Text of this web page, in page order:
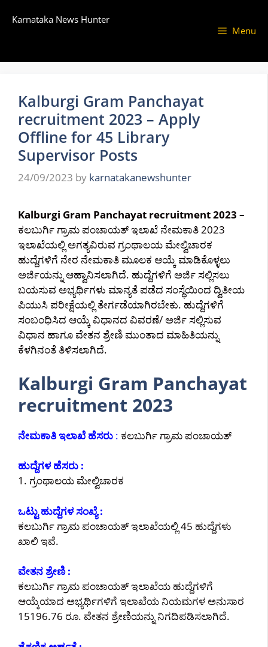
Karnataka News Hunter
Menu
Kalburgi Gram Panchayat
recruitment 2023 – Apply
Offline for 45 Library
Supervisor Posts
24/09/2023 by karnatakanewshunter
Kalburgi Gram Panchayat recruitment 2023 –
ಕಲಬುರ್ಗಿ ಗ್ರಾಮ ಪಂಚಾಯತ್ ಇಲಾಖೆ ನೇಮಕಾತಿ 2023
ಇಲಾಖೆಯಲ್ಲಿ ಅಗತ್ಯವಿರುವ ಗ್ರಂಥಾಲಯ ಮೇಲ್ವಿಚಾರಕ
ಹುದ್ದೆಗಳಿಗೆ ನೇರ ನೇಮಕಾತಿ ಮೂಲಕ ಆಯ್ಕೆ ಮಾಡಿಕೊಳ್ಳಲು
ಅರ್ಜಿಯನ್ನು ಆಹ್ವಾನಿಸಲಾಗಿದೆ. ಹುದ್ದೆಗಳಿಗೆ ಅರ್ಜಿ ಸಲ್ಲಿಸಲು
ಬಯಸುವ ಅಭ್ಯರ್ಥಿಗಳು ಮಾನ್ಯತೆ ಪಡೆದ ಸಂಸ್ಥೆಯಿಂದ ದ್ವಿತೀಯ
ಪಿಯುಸಿ ಪರೀಕ್ಷೆಯಲ್ಲಿ ತೇರ್ಗಡೆಯಾಗಿರಬೇಕು. ಹುದ್ದೆಗಳಿಗೆ
ಸಂಬಂಧಿಸಿದ ಆಯ್ಕೆ ವಿಧಾನದ ವಿವರಣೆ/ ಅರ್ಜಿ ಸಲ್ಲಿಸುವ
ವಿಧಾನ ಹಾಗೂ ವೇತನ ಶ್ರೇಣಿ ಮುಂತಾದ ಮಾಹಿತಿಯನ್ನು
ಕೆಳಗಿನಂತೆ ತಿಳಿಸಲಾಗಿದೆ.
Kalburgi Gram Panchayat
recruitment 2023
ನೇಮಕಾತಿ ಇಲಾಖೆ ಹೆಸರು : ಕಲಬುರ್ಗಿ ಗ್ರಾಮ ಪಂಚಾಯತ್
ಹುದ್ದೆಗಳ ಹೆಸರು :
1. ಗ್ರಂಥಾಲಯ ಮೇಲ್ವಿಚಾರಕ
ಒಟ್ಟು ಹುದ್ದೆಗಳ ಸಂಖ್ಯೆ :
ಕಲಬುರ್ಗಿ ಗ್ರಾಮ ಪಂಚಾಯತ್ ಇಲಾಖೆಯಲ್ಲಿ 45 ಹುದ್ದೆಗಳು
ಖಾಲಿ ಇವೆ.
ವೇತನ ಶ್ರೇಣಿ :
ಕಲಬುರ್ಗಿ ಗ್ರಾಮ ಪಂಚಾಯತ್ ಇಲಾಖೆಯ ಹುದ್ದೆಗಳಿಗೆ
ಆಯ್ಕೆಯಾದ ಅಭ್ಯರ್ಥಿಗಳಿಗೆ ಇಲಾಖೆಯ ನಿಯಮಗಳ ಅನುಸಾರ
15196.76 ರೂ. ವೇತನ ಶ್ರೇಣಿಯನ್ನು ನಿಗದಿಪಡಿಸಲಾಗಿದೆ.